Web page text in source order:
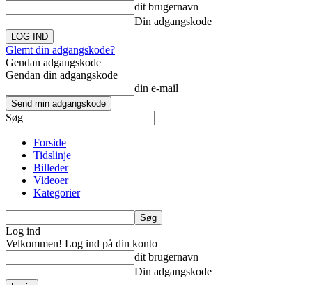
dit brugernavn
Din adgangskode
Glemt din adgangskode?
Gendan adgangskode
Gendan din adgangskode
din e-mail
Søg
Forside
Tidslinje
Billeder
Videoer
Kategorier
Log ind
Velkommen! Log ind på din konto
dit brugernavn
Din adgangskode